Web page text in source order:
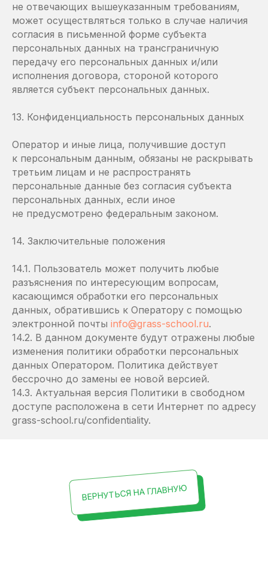
не отвечающих вышеуказанным требованиям,
может осуществляться только в случае наличия
согласия в письменной форме субъекта
персональных данных на трансграничную
передачу его персональных данных и/или
исполнения договора, стороной которого
является субъект персональных данных.
13. Конфиденциальность персональных данных
Оператор и иные лица, получившие доступ
к персональным данным, обязаны не раскрывать
третьим лицам и не распространять
персональные данные без согласия субъекта
персональных данных, если иное
не предусмотрено федеральным законом.
14. Заключительные положения
14.1. Пользователь может получить любые
разъяснения по интересующим вопросам,
касающимся обработки его персональных
данных, обратившись к Оператору с помощью
электронной почты info@grass-school.ru.
14.2. В данном документе будут отражены любые
изменения политики обработки персональных
данных Оператором. Политика действует
бессрочно до замены ее новой версией.
14.3. Актуальная версия Политики в свободном
доступе расположена в сети Интернет по адресу
grass-school.ru/confidentiality.
ВЕРНУТЬСЯ НА ГЛАВНУЮ